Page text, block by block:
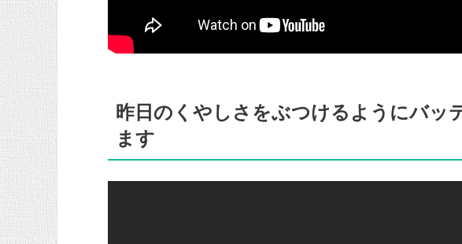
昨日のくやしさをぶつけるようにバッ
ます